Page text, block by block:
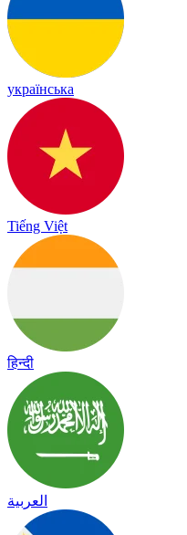
українська
Tiếng Việt
हिन्दी
العربية